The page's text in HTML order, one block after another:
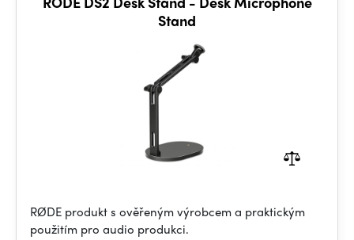
Stand
RØDE produkt s ověřeným výrobcem a praktickým
použitím pro audio produkci.